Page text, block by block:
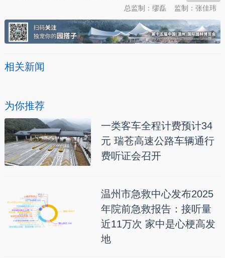
监制：张佳玮
总监制：缪磊
相关新闻
为你推荐
一类客车全程计费预计34
元 瑞苍高速公路车辆通行
费听证会召开
温州市急救中心发布2025
年院前急救报告：接听量
近11万次 家中是心梗高发
地